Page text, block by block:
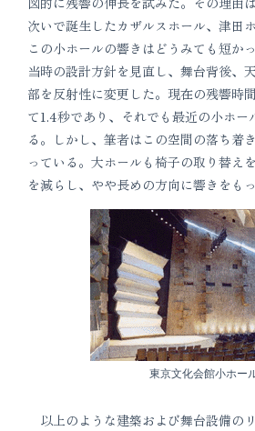
次いで誕生したカザルスホール、津田
この小ホールの響きはどうみても短か
当時の設計方針を見直し、舞台背後、
部を反射性に変更した。現在の残響時
て1.4秒であり、それでも最近の小ホー
る。しかし、筆者はこの空間の落ち着
っている。大ホールも椅子の取り替え
を減らし、やや長めの方向に響きをも
東京文化会館小ホー
以上のような建築および舞台設備の